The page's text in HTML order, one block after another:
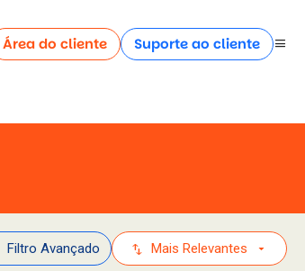
Área do cliente Suporte ao cliente menu
Filtro Avançado swap_vert Mais Relevantes arrow_drop_down